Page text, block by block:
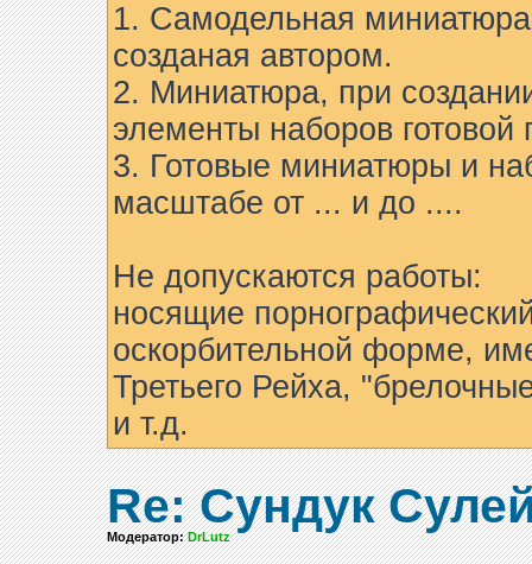
1. Самодельная
созданая автором.
2. Миниатюра, при
элементы наборов готовой
3. Готовые миниатюры и
масштабе от ... и до ....
Не допускаются работы:
носящие
оскорбительной форме,
Третьего Рейха,
и т.д.
Re: Сундук
Модератор:DrLutz